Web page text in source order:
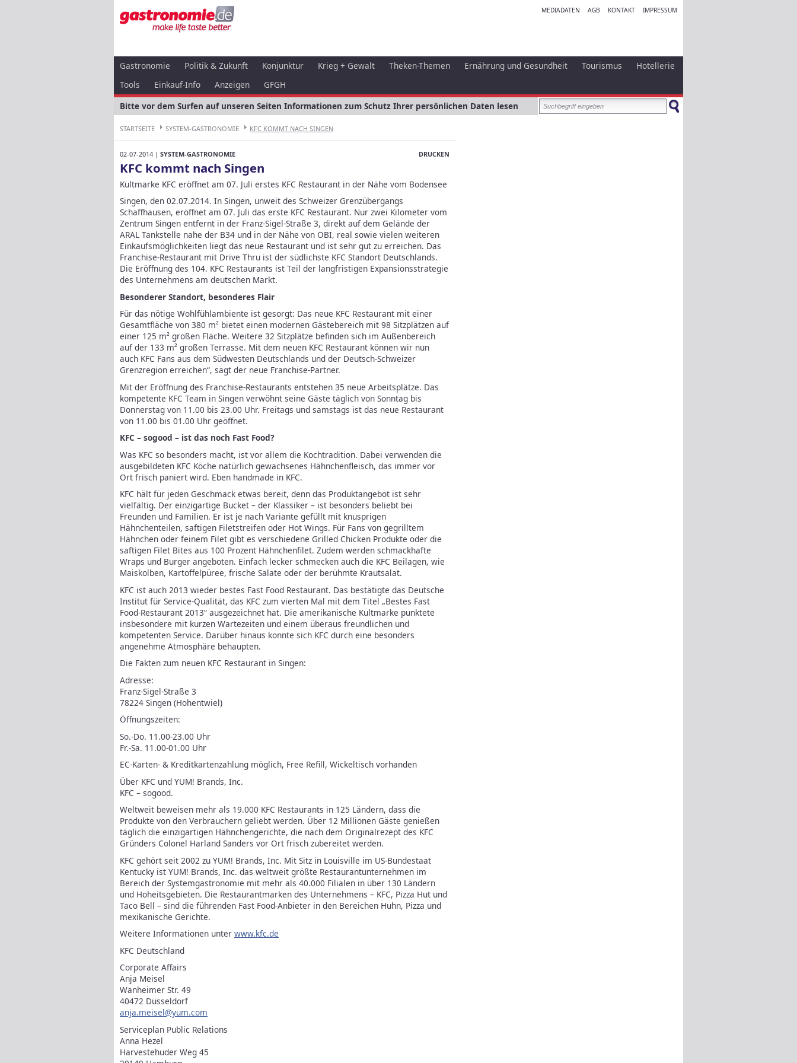
MEDIADATEN AGB KONTAKT IMPRESSUM
Gastronomie Politik & Zukunft Konjunktur Krieg + Gewalt Theken-Themen Ernährung und Gesundheit Tourismus
Hotellerie
Tools
Einkauf-Info Anzeigen
GFGH
Bitte vor dem Surfen auf unseren Seiten Informationen zum Schutz Ihrer persönlichen Daten lesen
STARTSEITE SYSTEM-GASTRONOMIE KFC KOMMT NACH SINGEN
DRUCKEN
02-07-2014 | SYSTEM-GASTRONOMIE
KFC kommt nach Singen
Kultmarke KFC eröffnet am 07. Juli erstes KFC Restaurant in der Nähe vom Bodensee
Singen, den 02.07.2014. In Singen, unweit des Schweizer Grenzübergangs
Schaffhausen, eröffnet am 07. Juli das erste KFC Restaurant. Nur zwei Kilometer vom
Zentrum Singen entfernt in der Franz-Sigel-Straße 3, direkt auf dem Gelände der
ARAL Tankstelle nahe der B34 und in der Nähe von OBI, real sowie vielen weiteren
Einkaufsmöglichkeiten liegt das neue Restaurant und ist sehr gut zu erreichen. Das
Franchise-Restaurant mit Drive Thru ist der südlichste KFC Standort Deutschlands.
Die Eröffnung des 104. KFC Restaurants ist Teil der langfristigen Expansionsstrategie
des Unternehmens am deutschen Markt.
Besonderer Standort, besonderes Flair
Für das nötige Wohlfühlambiente ist gesorgt: Das neue KFC Restaurant mit einer
Gesamtfläche von 380 m² bietet einen modernen Gästebereich mit 98 Sitzplätzen auf
einer 125 m² großen Fläche. Weitere 32 Sitzplätze befinden sich im Außenbereich
auf der 133 m² großen Terrasse. Mit dem neuen KFC Restaurant können wir nun
auch KFC Fans aus dem Südwesten Deutschlands und der Deutsch-Schweizer
Grenzregion erreichen“, sagt der neue Franchise-Partner.
Mit der Eröffnung des Franchise-Restaurants entstehen 35 neue Arbeitsplätze. Das
kompetente KFC Team in Singen verwöhnt seine Gäste täglich von Sonntag bis
Donnerstag von 11.00 bis 23.00 Uhr. Freitags und samstags ist das neue Restaurant
von 11.00 bis 01.00 Uhr geöffnet.
KFC – sogood – ist das noch Fast Food?
Was KFC so besonders macht, ist vor allem die Kochtradition. Dabei verwenden die
ausgebildeten KFC Köche natürlich gewachsenes Hähnchenfleisch, das immer vor
Ort frisch paniert wird. Eben handmade in KFC.
KFC hält für jeden Geschmack etwas bereit, denn das Produktangebot ist sehr
vielfältig. Der einzigartige Bucket – der Klassiker – ist besonders beliebt bei
Freunden und Familien. Er ist je nach Variante gefüllt mit knusprigen
Hähnchenteilen, saftigen Filetstreifen oder Hot Wings. Für Fans von gegrilltem
Hähnchen oder feinem Filet gibt es verschiedene Grilled Chicken Produkte oder die
saftigen Filet Bites aus 100 Prozent Hähnchenfilet. Zudem werden schmackhafte
Wraps und Burger angeboten. Einfach lecker schmecken auch die KFC Beilagen, wie
Maiskolben, Kartoffelpüree, frische Salate oder der berühmte Krautsalat.
KFC ist auch 2013 wieder bestes Fast Food Restaurant. Das bestätigte das Deutsche
Institut für Service-Qualität, das KFC zum vierten Mal mit dem Titel „Bestes Fast
Food-Restaurant 2013“ ausgezeichnet hat. Die amerikanische Kultmarke punktete
insbesondere mit kurzen Wartezeiten und einem überaus freundlichen und
kompetenten Service. Darüber hinaus konnte sich KFC durch eine besonders
angenehme Atmosphäre behaupten.
Die Fakten zum neuen KFC Restaurant in Singen:
Adresse:
Franz-Sigel-Straße 3
78224 Singen (Hohentwiel)
Öffnungszeiten:
So.-Do. 11.00-23.00 Uhr
Fr.-Sa. 11.00-01.00 Uhr
EC-Karten- & Kreditkartenzahlung möglich, Free Refill, Wickeltisch vorhanden
Über KFC und YUM! Brands, Inc.
KFC – sogood.
Weltweit beweisen mehr als 19.000 KFC Restaurants in 125 Ländern, dass die
Produkte von den Verbrauchern geliebt werden. Über 12 Millionen Gäste genießen
täglich die einzigartigen Hähnchengerichte, die nach dem Originalrezept des KFC
Gründers Colonel Harland Sanders vor Ort frisch zubereitet werden.
KFC gehört seit 2002 zu YUM! Brands, Inc. Mit Sitz in Louisville im US-Bundestaat
Kentucky ist YUM! Brands, Inc. das weltweit größte Restaurantunternehmen im
Bereich der Systemgastronomie mit mehr als 40.000 Filialen in über 130 Ländern
und Hoheitsgebieten. Die Restaurantmarken des Unternehmens – KFC, Pizza Hut und
Taco Bell – sind die führenden Fast Food-Anbieter in den Bereichen Huhn, Pizza und
mexikanische Gerichte.
Weitere Informationen unter www.kfc.de
KFC Deutschland
Corporate Affairs
Anja Meisel
Wanheimer Str. 49
40472 Düsseldorf
anja.meisel@yum.com
Serviceplan Public Relations
Anna Hezel
Harvestehuder Weg 45